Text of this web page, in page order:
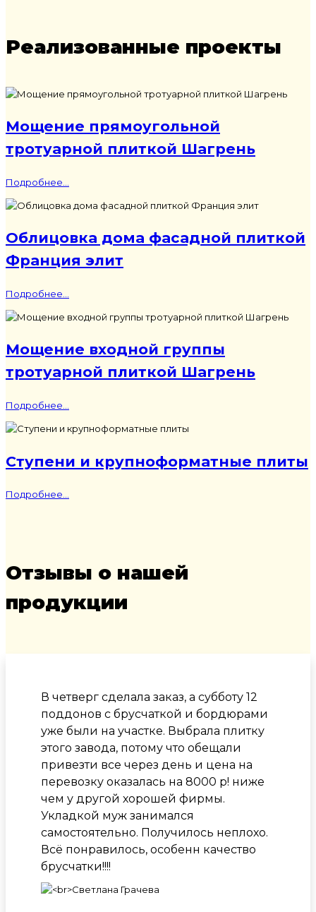
Реализованные проекты
Мощение прямоугольной
тротуарной плиткой Шагрень
Подробнее...
Облицовка дома фасадной плиткой
Франция элит
Подробнее...
Мощение входной группы
тротуарной плиткой Шагрень
Подробнее...
Ступени и крупноформатные плиты
Подробнее...
Отзывы о нашей
продукции
В четверг сделала заказ, а субботу 12
поддонов с брусчаткой и бордюрами
уже были на участке. Выбрала плитку
этого завода, потому что обещали
привезти все через день и цена на
перевозку оказалась на 8000 р! ниже
чем у другой хорошей фирмы.
Укладкой муж занимался
самостоятельно. Получилось неплохо.
Всё понравилось, особенн качество
брусчатки!!!!